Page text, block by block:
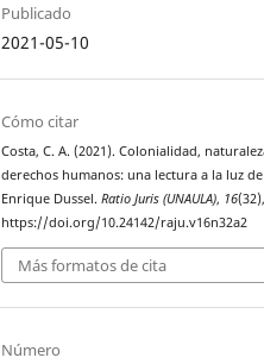
Publicado
2021-05-10
Cómo citar
Costa, C. A. (2021). Colonialidad,
derechos humanos: una lectura a la luz de
Enrique Dussel.Ratio Juris (UNAULA), 16
https://doi.org/10.24142/raju.v16n32a2
Más formatos de cita
Número